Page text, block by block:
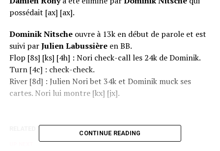
possédait [ax] [ax].
Dominik Nitscheouvre à 13k en début de parole et est
suivi parJulien Labussièreen BB.
Flop [8s] [ks] [4h] : Nori check-call les 24k de Dominik.
Turn [4c] : check-check.
River [8d] : Julien Nori bet 34k et Dominik muck ses
cartes. Nori lui montre [kx] [jx].
RELATED TOPICS:
CONTINUE READING